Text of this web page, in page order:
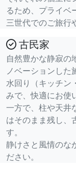
るため、プライベ
三世代でのご旅行
古民家
自然豊かな静寂の
ノベーションした
水回り（キッチン
みで、快適にお使
一方で、柱や天井
はそのまま残し、
す。
静けさと風情のな
ださい。